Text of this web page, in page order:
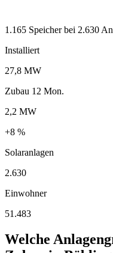
1.165 Speicher bei 2.630
Installiert
27,8 MW
Zubau 12 Mon.
2,2 MW
+8 %
Solaranlagen
2.630
Einwohner
51.483
Welche